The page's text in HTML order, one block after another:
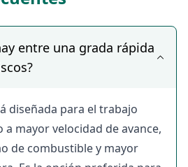
en
diferentes tipos de gradas
entre una grada rápida
diseñada para el trabajo
mayor velocidad de avance,
de combustible y mayor